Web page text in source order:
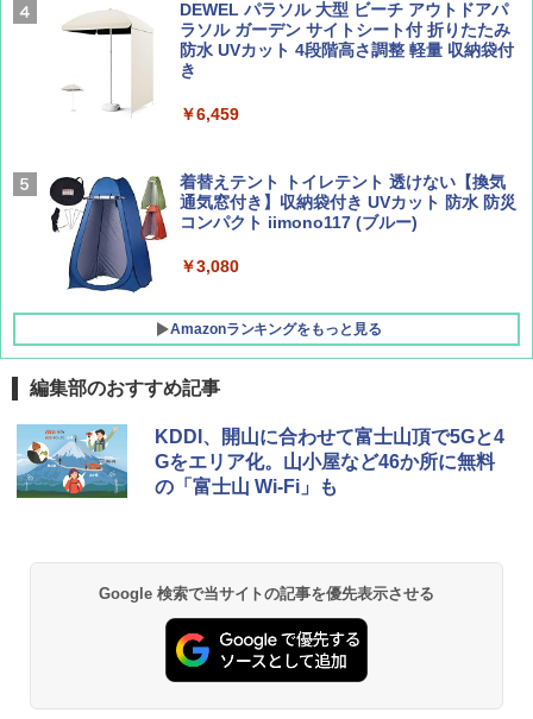
AIRLINE（エアライン）2026年9月号【特
集】ボーイング110周年を祝して！
￥1,760
A09 地球の歩き方 イタリア 2026～2027 地
球の歩き方A ヨーロッパ
￥2,479
広げるだけ パッとサッとテント ブラックコ
ーティング フルクローズ メッシュ 3-4人用
簡単設置 ポップアップテント エクルベージ
ュ(BC仕様) PATC-150B(EB)
￥9,990
[キャンパーズコレクション 山善] 傘みたいに
広げるだけ パッとサッとテント キューブワ
イド ブラックコーティング フルクローズ メ
ATCW-150B エクルベージュ
DEWEL パラソル 大型 ビーチ アウトドアパ
ラソル ガーデン サイトシート付 折りたたみ
防水 UVカット 4段階高さ調整 軽量 収納袋付
き
￥6,459
着替えテント トイレテント 透けない【換気
通気窓付き】収納袋付き UVカット 防水 防災
コンパクト iimono117 (ブルー)
￥3,080
Amazonランキングをもっと見る
編集部のおすすめ記事
KDDI、開山に合わせて富士山頂で5Gと4
Gをエリア化。山小屋など46か所に無料
の「富士山 Wi-Fi」も
Google 検索で当サイトの記事を優先表示させる